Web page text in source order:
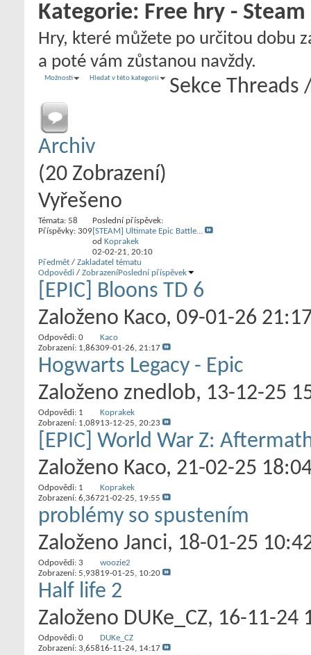
Kategorie: Free hry -
Hry, které můžete po určitou dobu
a poté vám zůstanou navždy.
Možnosti Hledat v této kategorii Sekce Threads
Archiv
(20 Zobrazení)
Vyřešeno
Témata: 58
Příspěvky: 309
Poslední příspěvek:
[STEAM] Ultimate Epic Battle...
od Koprakek
02-02-21, 20:10
Předmět / Zakladatel tématu
Odpovědi / ZobrazeníPoslední příspěvek
[EPIC] Bloons TD 6
Založeno Kaco‎, 09-01-26
Odpovědi: 0
Zobrazení: 1,863
Kaco
09-01-26, 21:17
Hogwarts Legacy - Epic
Založeno znedlob‎, 13-12-25
Odpovědi: 1
Zobrazení: 1,089
Koprakek
13-12-25, 20:23
[EPIC] World War Z:
Založeno Kaco‎, 21-02-25
Odpovědi: 1
Zobrazení: 6,367
Koprakek
21-02-25, 19:55
problémy so spustením
Založeno Janci‎, 18-01-25
Odpovědi: 3
Zobrazení: 5,938
woozie2
19-01-25, 10:20
Half life 2
Založeno DUKe_CZ‎, 16-11-24
Odpovědi: 0
Zobrazení: 3,658
DUKe_CZ
16-11-24, 14:17